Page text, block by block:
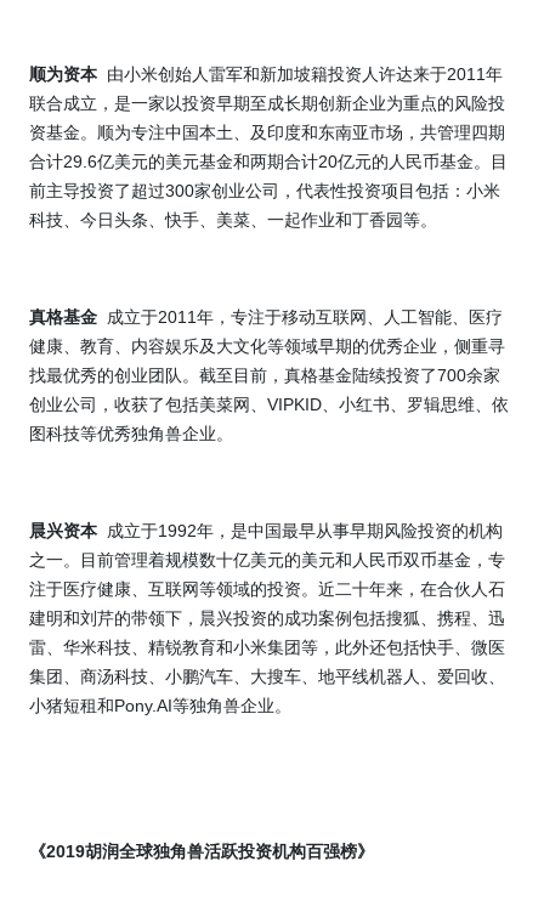
顺为资本 由小米创始人雷军和新加坡籍投资人许达来于2011年
联合成立，是一家以投资早期至成长期创新企业为重点的风险投
资基金。顺为专注中国本土、及印度和东南亚市场，共管理四期
合计29.6亿美元的美元基金和两期合计20亿元的人民币基金。目
前主导投资了超过300家创业公司，代表性投资项目包括：小米
科技、今日头条、快手、美菜、一起作业和丁香园等。
真格基金 成立于2011年，专注于移动互联网、人工智能、医疗
健康、教育、内容娱乐及大文化等领域早期的优秀企业，侧重寻
找最优秀的创业团队。截至目前，真格基金陆续投资了700余家
创业公司，收获了包括美菜网、 VIPKID、小红书、罗辑思维、依
图科技等优秀独角兽企业。
晨兴资本 成立于1992年，是中国最早从事早期风险投资的机构
之一。目前管理着规模数十亿美元的美元和人民币双币基金，专
注于医疗健康、互联网等领域的投资。近二十年来，在合伙人石
建明和刘芹的带领下，晨兴投资的成功案例包括搜狐、携程、迅
雷、华米科技、精锐教育和小米集团等，此外还包括快手、微医
集团、商汤科技、小鹏汽车、大搜车、地平线机器人、爱回收、
小猪短租和 Pony.AI等独角兽企业。
《2019胡润全球独角兽活跃投资机构百强榜》